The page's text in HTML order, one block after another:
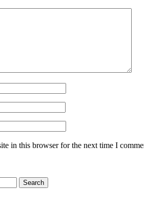
in this browser for the next time I